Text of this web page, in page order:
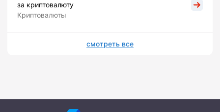
за криптовалюту
Криптовалюты
смотреть все